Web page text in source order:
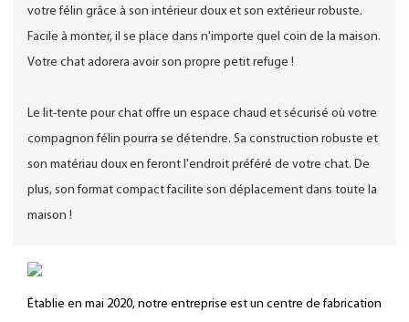
votre félin grâce à son intérieur doux et son extérieur robuste.
Facile à monter, il se place dans n'importe quel coin de la maison.
Votre chat adorera avoir son propre petit refuge !
Le lit-tente pour chat offre un espace chaud et sécurisé où votre
compagnon félin pourra se détendre. Sa construction robuste et
son matériau doux en feront l'endroit préféré de votre chat. De
plus, son format compact facilite son déplacement dans toute la
maison !
Établie en mai 2020, notre entreprise est un centre de fabrication